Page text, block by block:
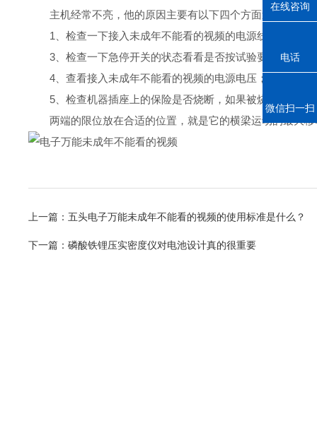
主机经常不亮，他的原因主要有以下四个方面造成的：
1、检查一下接入未成年不能看的视频的电源线路连接是否
3、检查一下急停开关的状态看看是否按试验要求开或关
4、查看接入未成年不能看的视频的电源电压；
5、检查机器插座上的保险是否烧断，如果被烧断了
两端的限位放在合适的位置，就是它的横梁运动的最大移动
上一篇： 五头电子万能未成年不能看的视频的使用标准是什么？
下一篇： 磷酸铁锂压实密度仪对电池设计真的很重要
在线咨询
电话
微信扫一扫